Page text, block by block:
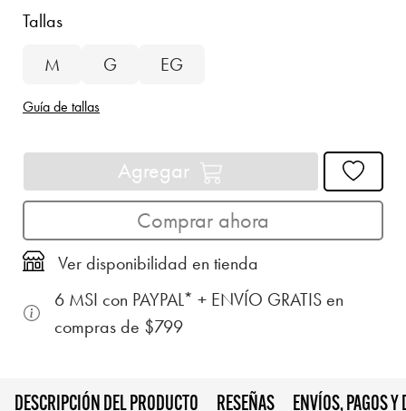
Tallas
M
G EG
Guía de tallas
Agregar
Comprar ahora
Ver disponibilidad en tienda
6 MSI con PAYPAL* + ENVÍO GRATIS en
compras de $799
DESCRIPCIÓN DEL PRODUCTO RESEÑAS ENVÍOS, PAGOS Y